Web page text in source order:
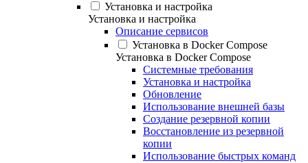
Установка и настройка
Установка и настройка
Описание сервисов
Установка в Docker Compose
Установка в Docker Compose
Системные требования
Установка и настройка
Обновление
Использование внешней базы
Создание резервной копии
Восстановление из резервной
копии
Использование быстрых команд